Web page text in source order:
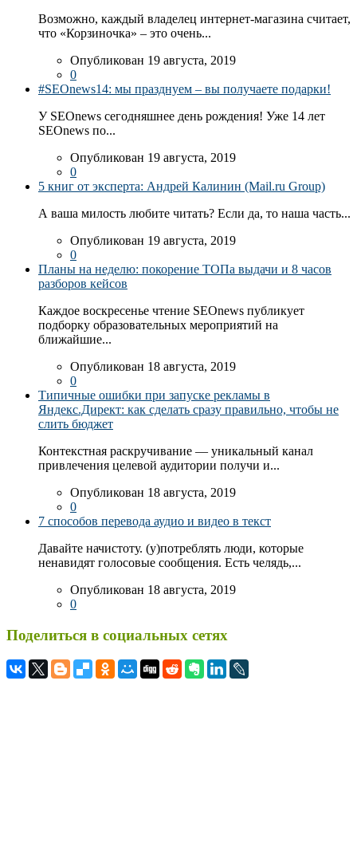
Возможно, каждый владелец интернет-магазина считает,
что «Корзиночка» – это очень...
Опубликован 19 августа, 2019
0
#SEOnews14: мы празднуем – вы получаете подарки!
У SEOnews сегодняшнее день рождения! Уже 14 лет
SEOnews по...
Опубликован 19 августа, 2019
0
5 книг от эксперта: Андрей Калинин (Mail.ru Group)
А ваша милость любите читать? Если да, то наша часть...
Опубликован 19 августа, 2019
0
Планы на неделю: покорение ТОПа выдачи и 8 часов
разборов кейсов
Каждое воскресенье чтение SEOnews публикует
подборку образовательных мероприятий на
ближайшие...
Опубликован 18 августа, 2019
0
Типичные ошибки при запуске рекламы в
Яндекс.Директ: как сделать сразу правильно, чтобы не
слить бюджет
Контекстная раскручивание — уникальный канал
привлечения целевой аудитории получи и...
Опубликован 18 августа, 2019
0
7 способов перевода аудио и видео в текст
Давайте начистоту. (у)потреблять люди, которые
ненавидят голосовые сообщения. Есть челядь,...
Опубликован 18 августа, 2019
0
Поделиться в социальных сетях